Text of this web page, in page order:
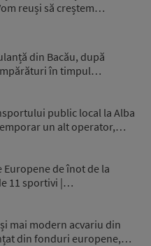
reuși să creștem…
din Bacău, după
în timpul…
public local la Alba
un alt operator,…
de înot de la
11 sportivi |…
mai modern acvariu din
din fonduri europene,…